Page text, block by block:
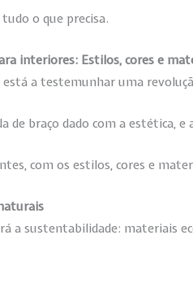
o que precisa.
interiores: Estilos, cores e
a testemunhar uma
de braço dado com a estética,
com os estilos, cores e
a sustentabilidade: materiais